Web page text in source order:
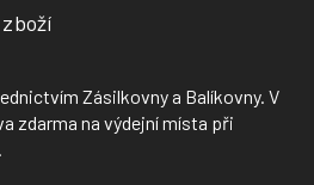
Zásilkovny a Balíkovny. V
zdarma na výdejní místa při